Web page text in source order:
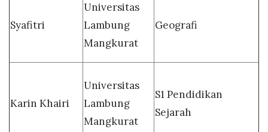
Syafitri
Universitas
Lambung
Mangkurat
Geografi
Karin Khairi
Universitas
Lambung
Mangkurat
S1 Pendidikan
Sejarah